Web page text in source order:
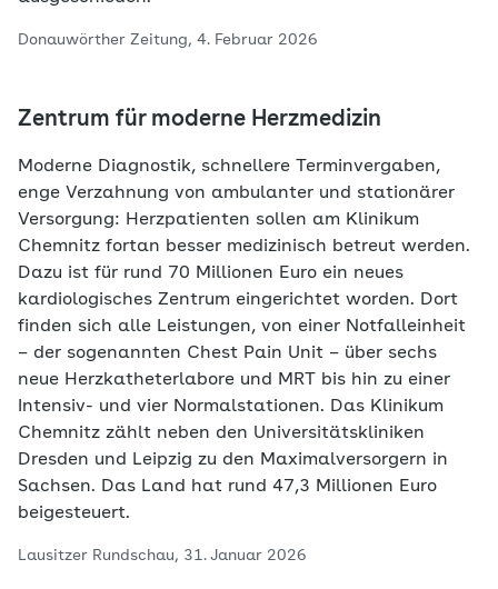
Donauwörther Zeitung, 4. Februar 2026
Zentrum für moderne Herzmedizin
Moderne Diagnostik, schnellere Terminvergaben,
enge Verzahnung von ambulanter und stationärer
Versorgung: Herzpatienten sollen am Klinikum
Chemnitz fortan besser medizinisch betreut werden.
Dazu ist für rund 70 Millionen Euro ein neues
kardiologisches Zentrum eingerichtet worden. Dort
finden sich alle Leistungen, von einer Notfalleinheit
– der sogenannten Chest Pain Unit – über sechs
neue Herzkatheterlabore und MRT bis hin zu einer
Intensiv- und vier Normalstationen. Das Klinikum
Chemnitz zählt neben den Universitätskliniken
Dresden und Leipzig zu den Maximalversorgern in
Sachsen. Das Land hat rund 47,3 Millionen Euro
beigesteuert.
Lausitzer Rundschau, 31. Januar 2026